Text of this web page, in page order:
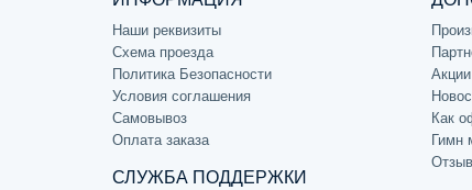
Наши реквизиты
Схема проезда
Политика Безопасности
Условия соглашения
Самовывоз
Оплата заказа
СЛУЖБА ПОДДЕРЖКИ
Акции
Как
Гимн